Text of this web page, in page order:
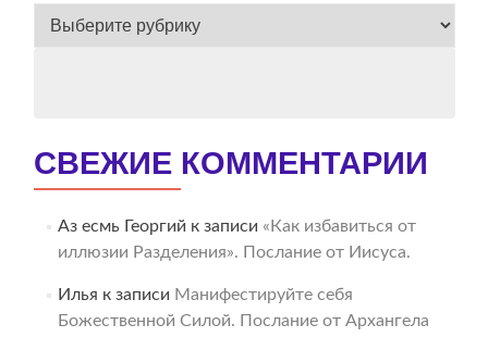
ВЕСЬ
СВЕЖИЕ КОММЕНТАРИИ
Аз есмь Георгий к записи «Как избавиться от
иллюзии Разделения». Послание от Иисуса.
Илья к записи Манифестируйте себя
Божественной Силой. Послание от Архангела